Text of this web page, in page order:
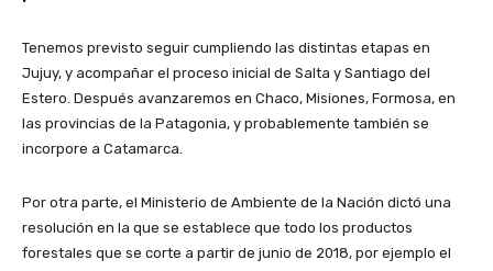
Tenemos previsto seguir cumpliendo las distintas etapas en
Jujuy, y acompañar el proceso inicial de Salta y Santiago del
Estero. Después avanzaremos en Chaco, Misiones, Formosa, en
las provincias de la Patagonia, y probablemente también se
incorpore a Catamarca.
Por otra parte, el Ministerio de Ambiente de la Nación dictó una
resolución en la que se establece que todo los productos
forestales que se corte a partir de junio de 2018, por ejemplo el